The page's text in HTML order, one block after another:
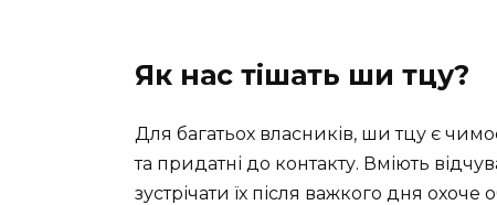
Як нас тішать ши тцу?
Для багатьох власників, ши тцу є
та придатні до контакту. Вміють
зустрічати їх після важкого дня